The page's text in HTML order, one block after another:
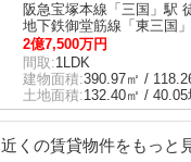
阪急宝塚本線「三国」駅
地下鉄御堂筋線「東三国
2億7,500万円
間取:1LDK
建物面積:390.97㎡ /
土地面積:132.40㎡ / 40.05
近くの賃貸物件をもっと